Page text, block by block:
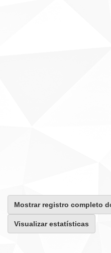
Mostrar registro completo
Visualizar estatísticas